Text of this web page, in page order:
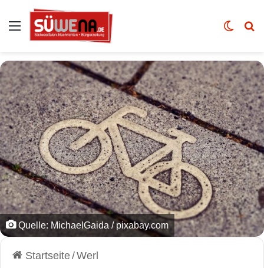
Auswahl Skin
Quelle: MichaelGaida / pixabay.com
Startseite/Werl